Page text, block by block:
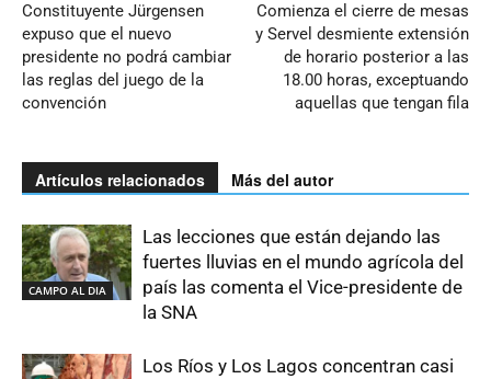
Constituyente Jürgensen
expuso que el nuevo
presidente no podrá cambiar
las reglas del juego de la
convención
Comienza el cierre de mesas
y Servel desmiente extensión
de horario posterior a las
18.00 horas, exceptuando
aquellas que tengan fila
Artículos relacionados Más del autor
CAMPO AL DIA
Las lecciones que están dejando las
fuertes lluvias en el mundo agrícola del
país las comenta el Vice-presidente de
la SNA
Los Ríos y Los Lagos concentran casi